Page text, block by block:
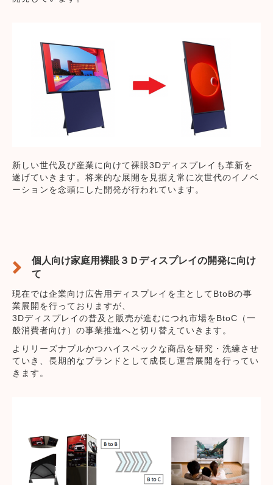
新しい世代及び産業に向けて裸眼3Dディスプレイも革新を
遂げていきます。将来的な展開を見据え常に次世代のイノベ
ーションを念頭にした開発が行われています。
個人向け家庭用裸眼３Ｄディスプレイの開発に向け
て
現在では企業向け広告用ディスプレイを主としてBtoBの事
業展開を行っておりますが、
3Dディスプレイの普及と販売が進むにつれ市場をBtoC（一
般消費者向け）の事業推進へと切り替えていきます。
よりリーズナブルかつハイスペックな商品を研究・洗練させ
ていき、長期的なブランドとして成長し運営展開を行ってい
きます。